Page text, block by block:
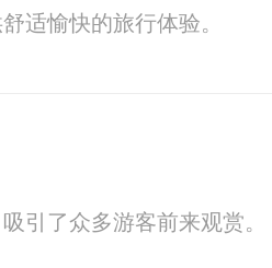
适愉快的旅行体验。
引了众多游客前来观赏。